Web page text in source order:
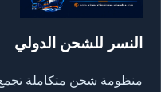
النسر للشحن الدولي
منظومة شحن متكاملة تجمع